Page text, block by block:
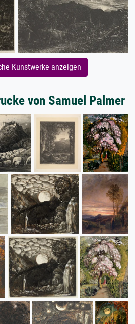
Kunstwerke anzeigen
von Samuel Palmer